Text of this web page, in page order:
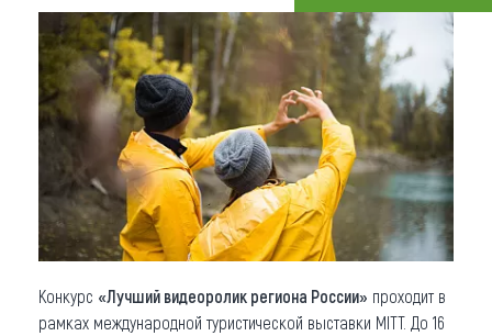
Новости
Что привезти (сувениры)
О регионе
Коллекция впечатлений
Другие рубрики
Конкурс «Лучший видеоролик региона России» проходит в
рамках международной туристической выставки MITT. До 16